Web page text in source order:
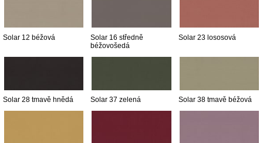
Solar 12 béžová
Solar 16 středně
béžovošedá
Solar 23 lososová
Solar 28 tmavě hnědá Solar 37 zelená Solar 38 tmavě béžová